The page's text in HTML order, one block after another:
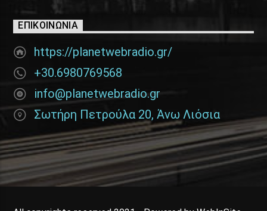
ΕΠΙΚΟΙΝΩΝΊΑ
https://planetwebradio.gr/
+30.6980769568
info@planetwebradio.gr
Σωτήρη Πετρούλα 20, Άνω Λιόσια